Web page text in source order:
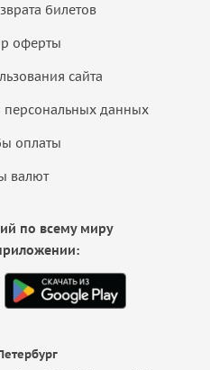
билетов
оферты
сайта
персональных данных
оплаты
валют
по всему миру